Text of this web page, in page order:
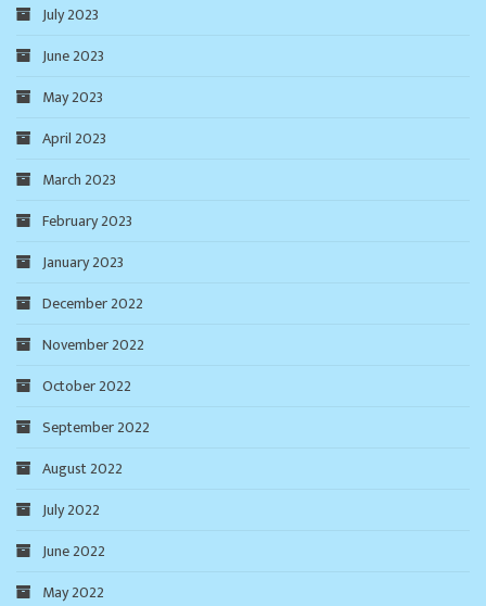
July 2023
June 2023
May 2023
April 2023
March 2023
February 2023
January 2023
December 2022
November 2022
October 2022
September 2022
August 2022
July 2022
June 2022
May 2022